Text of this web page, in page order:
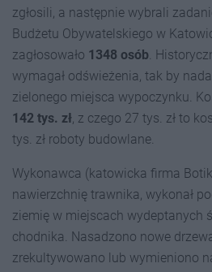
zgłosili, a następnie wybrali
Budżetu Obywatelskiego w
zagłosowało 1348 osób.
wymagał odświeżenia, tak by
zielonego miejsca wypoczynku.
142 tys. zł, z czego 27 tys. zł to
tys. zł roboty budowlane.
Wykonawca (katowicka firma
nawierzchnię trawnika, wykonał
ziemię w miejscach wydeptanych
chodnika. Nasadzono nowe
zrekultywowano lub wymieniono